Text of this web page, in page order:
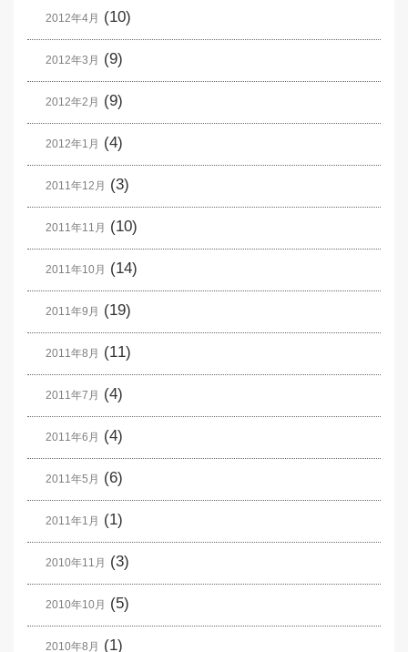
2012年4月 (10)
2012年3月 (9)
2012年2月 (9)
2012年1月 (4)
2011年12月 (3)
2011年11月 (10)
2011年10月 (14)
2011年9月 (19)
2011年8月 (11)
2011年7月 (4)
2011年6月 (4)
2011年5月 (6)
2011年1月 (1)
2010年11月 (3)
2010年10月 (5)
2010年8月 (1)